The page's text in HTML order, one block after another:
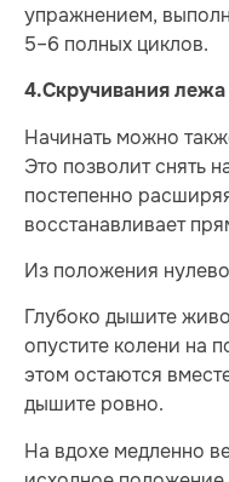
упражнением,
5–6 полных циклов.
4.Скручивания лежа
Начинать можно
Это позволит снять
постепенно
восстанавливает
Из положения
Глубоко дышите
опустите колени на
этом остаются
дышите ровно.
На вдохе медленно